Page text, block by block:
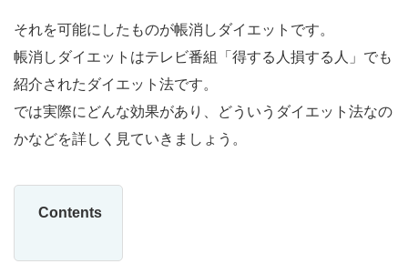
それを可能にしたものが帳消しダイエットです。
帳消しダイエットはテレビ番組「得する人損する人」でも
紹介されたダイエット法です。
では実際にどんな効果があり、どういうダイエット法なの
かなどを詳しく見ていきましょう。
Contents